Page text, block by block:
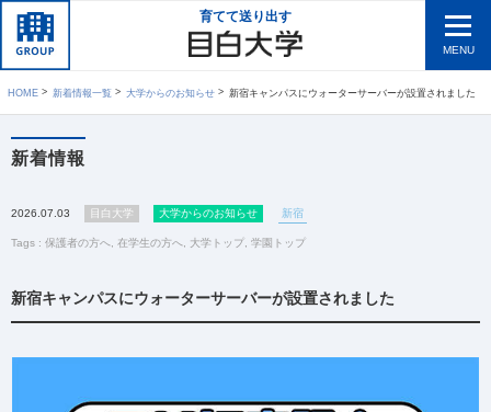
育てて送り出す
MENU
HOME 新着情報一覧 大学からのお知らせ 新宿キャンパスにウォーターサーバーが設置されました
新着情報
2026.07.03 目白大学 大学からのお知らせ 新宿
Tags : 保護者の方へ 在学生の方へ 大学トップ 学園トップ
新宿キャンパスにウォーターサーバーが設置されました